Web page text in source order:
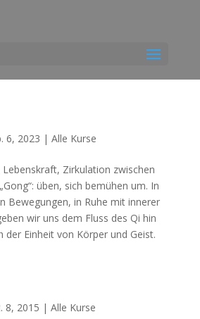
6, 2023 | Alle Kurse
Lebenskraft, Zirkulation zwischen
üben, sich bemühen um. In
Bewegungen, in Ruhe mit innerer
wir uns dem Fluss des Qi hin
der Einheit von Körper und Geist.
8, 2015 | Alle Kurse